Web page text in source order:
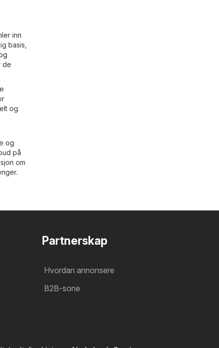
inn
basis,
de
og
og
på
om
Partnerskap
Hvordan annonsere
B2B-sone